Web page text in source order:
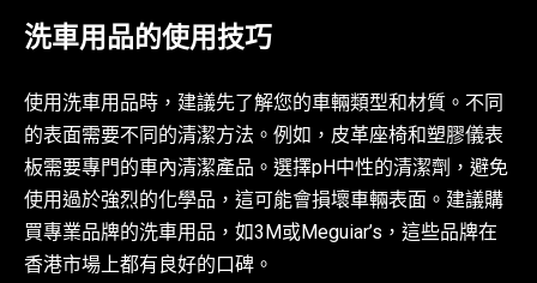
洗車用品的使用技巧
使用洗車用品時，建議先了解您的車輛類型和材質。不同
的表面需要不同的清潔方法。例如，皮革座椅和塑膠儀表
板需要專門的車內清潔產品。選擇pH中性的清潔劑，避免
使用過於強烈的化學品，這可能會損壞車輛表面。建議購
買專業品牌的洗車用品，如3M或Meguiar’s，這些品牌在
香港市場上都有良好的口碑。